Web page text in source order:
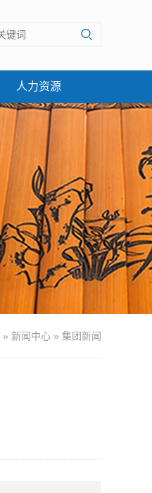
人力资源
» 新闻中心 » 集团新闻